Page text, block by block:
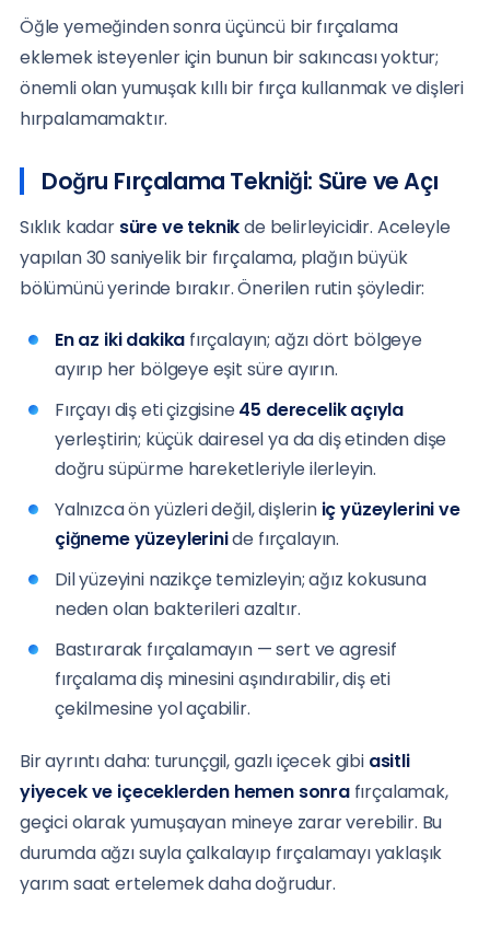
Öğle yemeğinden sonra üçüncü bir fırçalama
eklemek isteyenler için bunun bir sakıncası yoktur;
önemli olan yumuşak kıllı bir fırça kullanmak ve dişleri
hırpalamamaktır.
Doğru Fırçalama Tekniği: Süre ve Açı
Sıklık kadar süre ve teknikde belirleyicidir. Aceleyle
yapılan 30 saniyelik bir fırçalama, plağın büyük
bölümünü yerinde bırakır. Önerilen rutin şöyledir:
En az iki dakika fırçalayın; ağzı dört bölgeye
ayırıp her bölgeye eşit süre ayırın.
Fırçayı diş eti çizgisine45 derecelik açıyla
yerleştirin; küçük dairesel ya da diş etinden dişe
doğru süpürme hareketleriyle ilerleyin.
Yalnızca ön yüzleri değil, dişlerin iç yüzeylerini ve
çiğneme yüzeylerinide fırçalayın.
Dil yüzeyini nazikçe temizleyin; ağız kokusuna
neden olan bakterileri azaltır.
Bastırarak fırçalamayın — sert ve agresif
fırçalama diş minesini aşındırabilir, diş eti
çekilmesine yol açabilir.
Bir ayrıntı daha: turunçgil, gazlı içecek gibi asitli
yiyecek ve içeceklerden hemen sonrafırçalamak,
geçici olarak yumuşayan mineye zarar verebilir. Bu
durumda ağzı suyla çalkalayıp fırçalamayı yaklaşık
yarım saat ertelemek daha doğrudur.